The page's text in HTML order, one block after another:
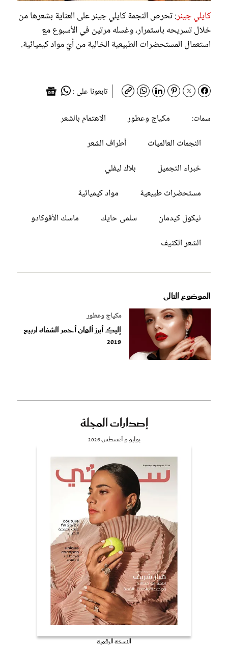
كايلي جينر: تحرص النجمة كايلي جينر على العناية بشعرها من
خلال تسريحه باستمرار، وغسله مرتين في الأسبوع مع
استعمال المستحضرات الطبيعية الخالية من أيّ مواد كيميائية.
تابعونا على :
سمات:
مكياج وعطور
الاهتمام بالشعر
النجمات العالميات
أطراف الشعر
خبراء التجميل
بلاك ليفلي
مستحضرات طبيعية
مواد كيميائية
نيكول كيدمان
سلمى حايك
ماسك الأفوكادو
الشعر الكثيف
الموضوع التالى
مكياج وعطور
إليكِ أبرز ألوان أحمر الشفاه لربيع
2019
إصدارات المجلة
يوليو و أغسطس 2026
النسخة الرقمية